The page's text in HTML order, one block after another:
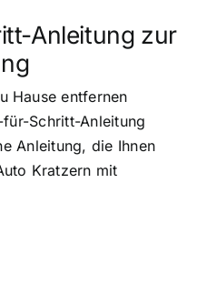
Anleitung zur
Hause entfernen
Schritt-Anleitung
Anleitung, die Ihnen
Kratzern mit